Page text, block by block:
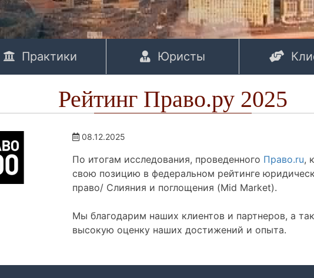
Практики Юристы
Рейтинг Право.ру 2025
08.12.2025
По итогам исследования, проведенного Право.ru,
свою позицию в федеральном рейтинге
право/ Слияния и поглощения (Mid Market).
Мы благодарим наших клиентов и партнеров, а
высокую оценку наших достижений и опыта.